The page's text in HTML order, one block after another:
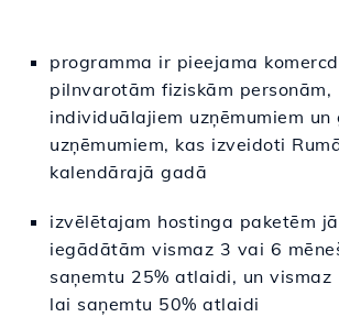
programma ir pieejama
pilnvarotām fiziskām personām,
individuālajiem uzņēmumiem un
uzņēmumiem, kas izveidoti
kalendārajā gadā
izvēlētajam hostinga paketēm
iegādātām vismaz 3 vai 6
saņemtu 25% atlaidi, un vismaz
lai saņemtu 50% atlaidi